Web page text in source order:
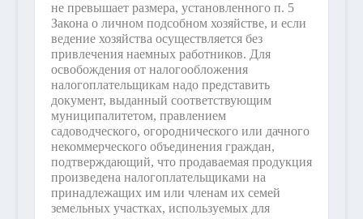
не превышает размера, установленного п. 5
Закона о личном подсобном хозяйстве, и если
ведение хозяйства осуществляется без
привлечения наемных работников. Для
освобождения от налогообложения
налогоплательщикам надо представить
документ, выданный соответствующим
муниципалитетом, правлением
садоводческого, огороднического или дачного
некоммерческого объединения граждан,
подтверждающий, что продаваемая продукция
произведена налогоплательщиками на
принадлежащих им или членам их семей
земельных участках, используемых для